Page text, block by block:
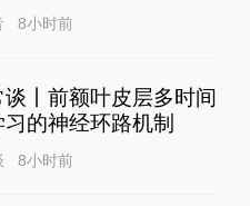
8小时前
谈丨前额叶皮层多时间
习的神经环路机制
8小时前